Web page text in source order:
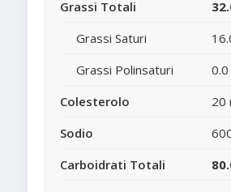
Grassi Totali
Grassi Saturi
Grassi Polinsaturi
Colesterolo
20
Sodio
Carboidrati Totali